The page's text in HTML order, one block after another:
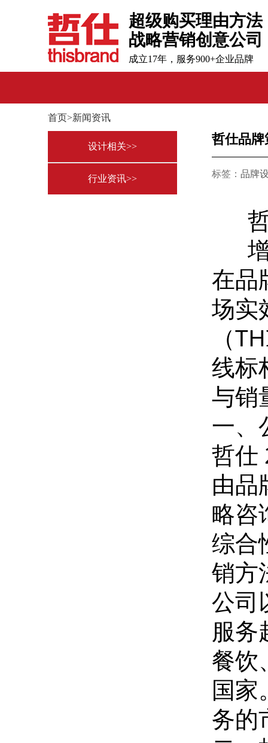
超级购买理由方法
战略营销创意公司
成立17年，服务900+企业品牌
哲仕品牌
标签： 品牌
在品
场实
（
线标
与销
一、
哲仕
由品
略咨
综合
销方
公司
服务
餐饮
国家
务的
首页>新闻资讯
设计相关>>
行业资讯>>